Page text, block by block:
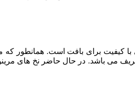
با کیفیت برای بافت است. همانطور